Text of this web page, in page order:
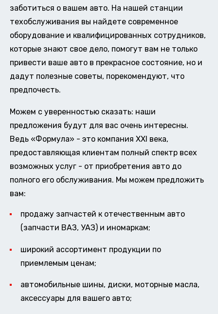
заботиться о вашем авто. На нашей станции
техобслуживания вы найдете современное
оборудование и квалифицированных сотрудников,
которые знают свое дело, помогут вам не только
привести ваше авто в прекрасное состояние, но и
дадут полезные советы, порекомендуют, что
предпочесть.
Можем с уверенностью сказать: наши
предложения будут для вас очень интересны.
Ведь «Формула» - это компания XXI века,
предоставляющая клиентам полный спектр всех
возможных услуг - от приобретения авто до
полного его обслуживания. Мы можем предложить
вам:
продажу запчастей к отечественным авто
(запчасти ВАЗ, УАЗ) и иномаркам;
широкий ассортимент продукции по
приемлемым ценам;
автомобильные шины, диски, моторные масла,
аксессуары для вашего авто;